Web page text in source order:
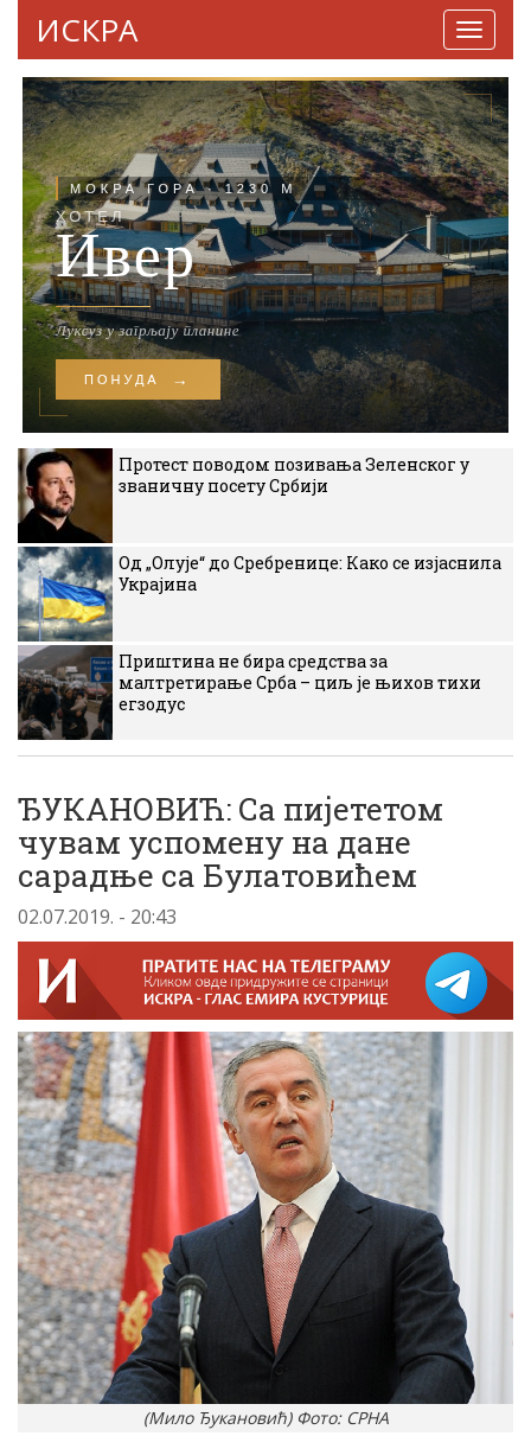
ИСКРА
Протест поводом позивања Зеленског у
званичну посету Србији
Од „Олује“ до Сребренице: Како се изјаснила
Украјина
Приштина не бира средства за
малтретирање Срба – циљ је њихов тихи
егзодус
ЂУКАНОВИЋ: Са пијететом
чувам успомену на дане
сарадње са Булатовићем
02.07.2019. - 20:43
(Мило Ђукановић) Фото: СРНА